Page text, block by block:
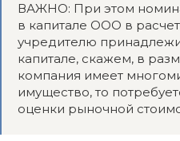
ВАЖНО: При этом
в капитале ООО в
учредителю
капитале, скажем, в
компания имеет
имущество, то
оценки рыночной